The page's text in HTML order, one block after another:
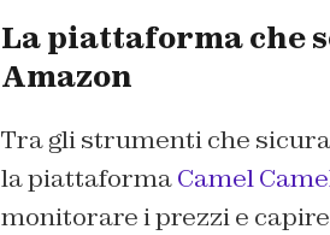
La piattaforma che
Amazon
Tra gli strumenti che
la piattaformaCamel
monitorare i prezzi e